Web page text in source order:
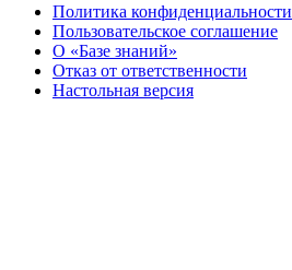
Политика конфиденциальности
Пользовательское соглашение
О «Базе знаний»
Отказ от ответственности
Настольная версия